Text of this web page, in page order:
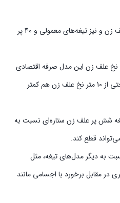
نسبت به نخ علف زن و نیز تیغه‌های معمولی و 40 پر
علف زن این مدل صرفه اقتصادی
حتی از 10 متر نخ علف زن هم کمتر
شش پر علف زن ستاره‌ای نسبت به
قطع کند.
در مقابل برخورد با اجسامی مانند